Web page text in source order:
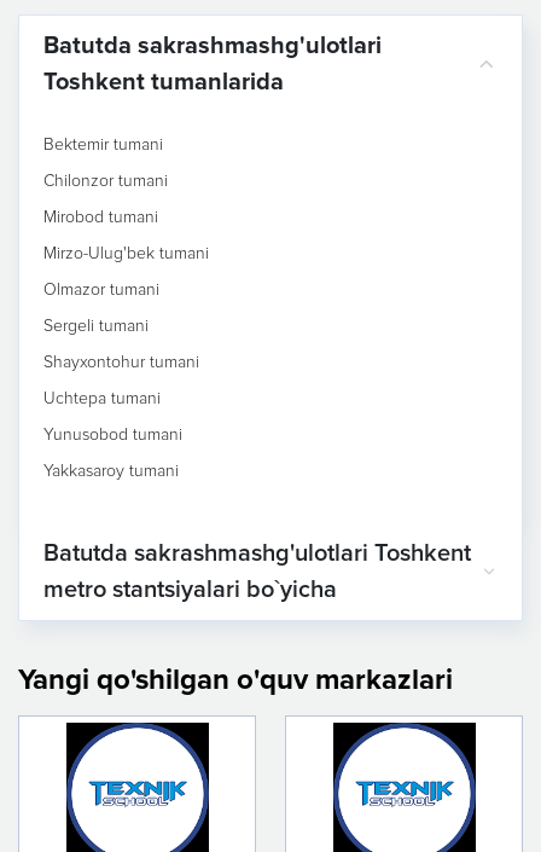
Batutda sakrashmashg'ulotlari
Toshkent tumanlarida
Bektemir tumani
Chilonzor tumani
Mirobod tumani
Mirzo-Ulug'bek tumani
Olmazor tumani
Sergeli tumani
Shayxontohur tumani
Uchtepa tumani
Yunusobod tumani
Yakkasaroy tumani
Batutda sakrashmashg'ulotlari Toshkent
metro stantsiyalari bo`yicha
Yangi qo'shilgan o'quv markazlari